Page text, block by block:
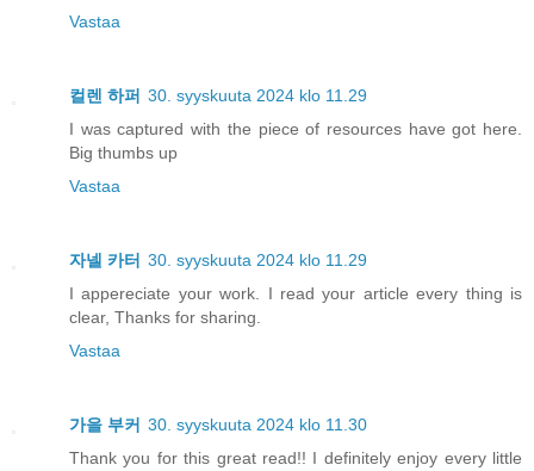
Vastaa
컬렌 하퍼 30. syyskuuta 2024 klo 11.29
I was captured with the piece of resources have got here.
Big thumbs up
Vastaa
자넬 카터 30. syyskuuta 2024 klo 11.29
I appereciate your work. I read your article every thing is
clear, Thanks for sharing.
Vastaa
가을 부커 30. syyskuuta 2024 klo 11.30
Thank you for this great read!! I definitely enjoy every little